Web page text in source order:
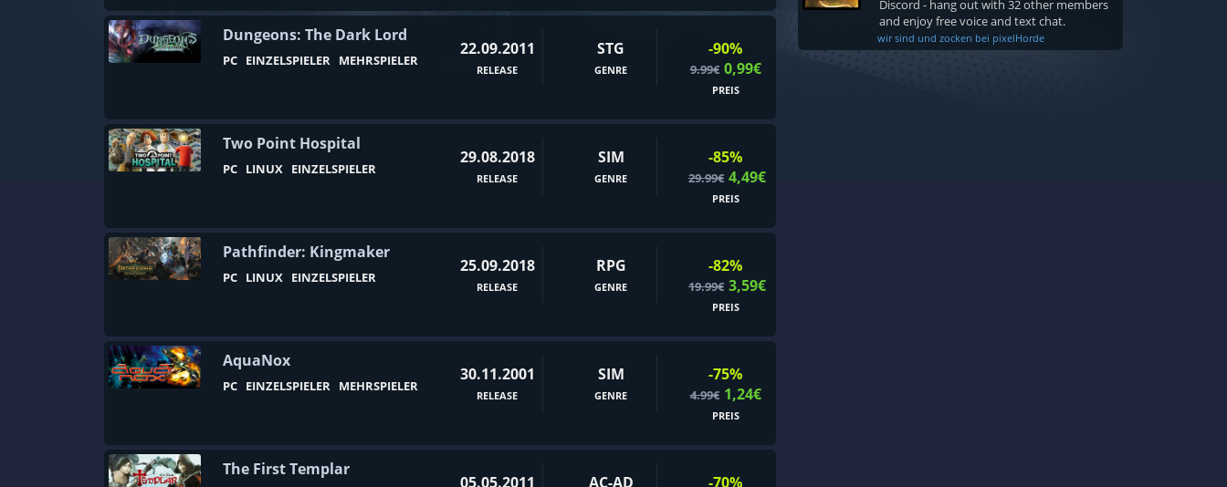
Anime
Arena Shooter
Assassin
Aufbausimulation
Aufbaustrategie
Außerirdische
Basenbau
Battle Royale
Bausimulation
Bergbau
Beute
Bikes
Bildung
Blut und Verstümmelung
Bogenschießen
Boxen
Brettspiel
Dungeons: The Dark Lord
PC EINZELSPIELER MEHRSPIELER
22.09.2011
RELEASE
STG
GENRE
-90%
9.99€ 0,99€
PREIS
Two Point Hospital
PC LINUX EINZELSPIELER
29.08.2018
RELEASE
SIM
GENRE
-85%
29.99€ 4,49€
PREIS
Pathfinder: Kingmaker
PC LINUX EINZELSPIELER
25.09.2018
RELEASE
RPG
GENRE
-82%
19.99€ 3,59€
PREIS
AquaNox
PC EINZELSPIELER MEHRSPIELER
30.11.2001
RELEASE
SIM
GENRE
-75%
4.99€ 1,24€
PREIS
The First Templar
05.05.2011 AC-AD -70%
Discord - hang out with 32 other members
and enjoy free voice and text chat.
wir sind und zocken bei pixelHorde